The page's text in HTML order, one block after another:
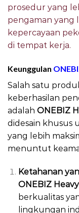
prosedur yang
pengaman yang
kepercayaan
di tempat kerja.
Keunggulan
Salah satu
keberhasilan
adalah ONEBIZ
didesain khusus
yang lebih
menuntut
Ketahanan
ONEBIZ
berkualitas
lingkungan